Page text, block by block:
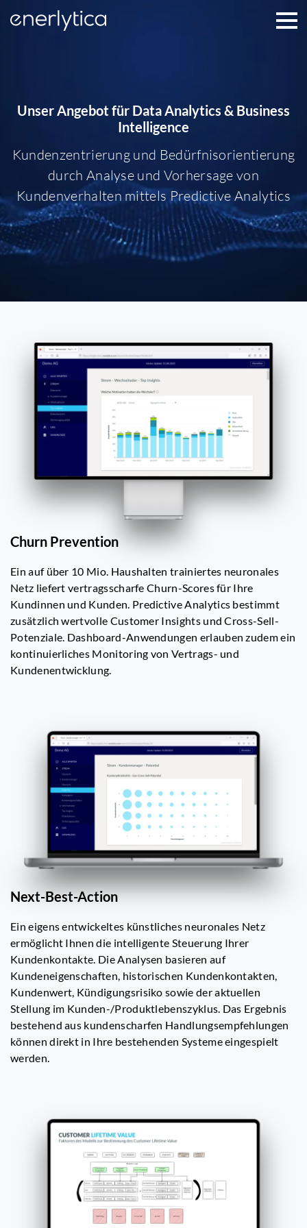
Unser Angebot für Data Analytics & Business
Intelligence
Kundenzentrierung und Bedürfnisorientierung
durch Analyse und Vorhersage von
Kundenverhalten mittels Predictive Analytics
Churn Prevention
Ein auf über 10 Mio. Haushalten trainiertes neuronales
Netz liefert vertragsscharfe Churn-Scores für Ihre
Kundinnen und Kunden. Predictive Analytics bestimmt
zusätzlich wertvolle Customer Insights und Cross-Sell-
Potenziale. Dashboard-Anwendungen erlauben zudem ein
kontinuierliches Monitoring von Vertrags- und
Kundenentwicklung.
Next-Best-Action
Ein eigens entwickeltes künstliches neuronales Netz
ermöglicht Ihnen die intelligente Steuerung Ihrer
Kundenkontakte. Die Analysen basieren auf
Kundeneigenschaften, historischen Kundenkontakten,
Kundenwert, Kündigungsrisiko sowie der aktuellen
Stellung im Kunden-/Produktlebenszyklus. Das Ergebnis
bestehend aus kundenscharfen Handlungsempfehlungen
können direkt in Ihre bestehenden Systeme eingespielt
werden.